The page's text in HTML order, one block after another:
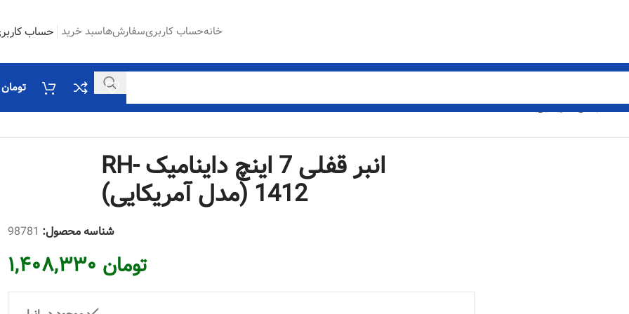
خانهحساب کاربریسفارش‌هاسبد خرید حساب
تومان
انبر قفلی 7 اینچ داینامیک RH-
1412 (مدل آمریکایی)
شناسه محصول: 98781
تومان